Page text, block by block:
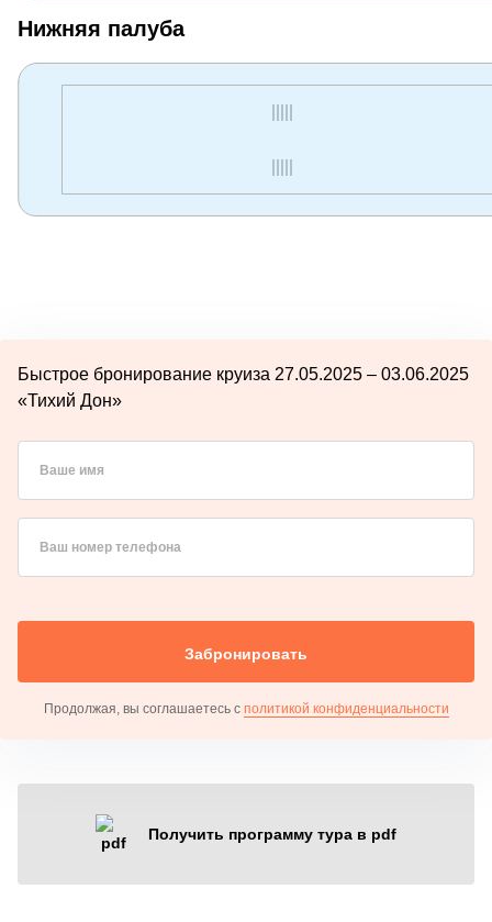
Нижняя палуба
Быстрое бронирование круиза 27.05.2025 – 03.06.2025
«Тихий Дон»
Ваше имя
Ваш номер телефона
Забронировать
Продолжая, вы соглашаетесь с политикой конфиденциальности
Получить программу тура в pdf